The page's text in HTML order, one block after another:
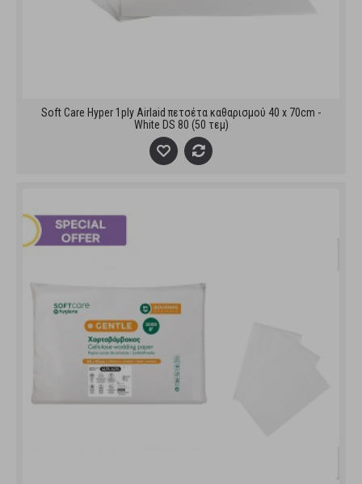
Soft Care Hyper 1ply Airlaid πετσέτα καθαρισμού 40 x 70cm -
White DS 80 (50 τεμ)